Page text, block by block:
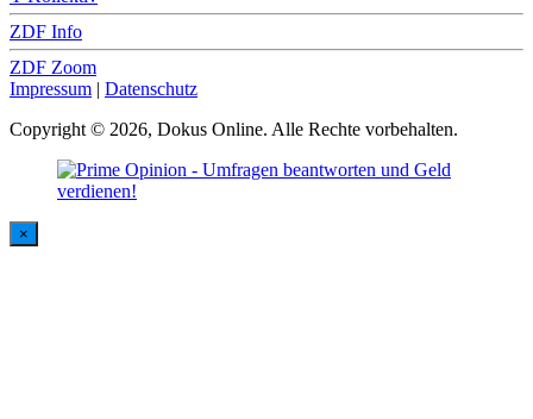
ZDF Info
ZDF Zoom
Impressum | Datenschutz
Copyright © 2026, Dokus Online. Alle Rechte vorbehalten.
×